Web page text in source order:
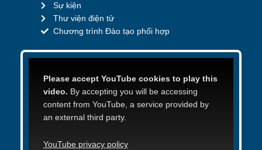
Sự kiện
Thư viện điện tử
Chương trình Đào tạo phối hợp
Please accept YouTube cookies to play this
video. By accepting you will be accessing
content from YouTube, a service provided by
an external third party.
YouTube privacy policy